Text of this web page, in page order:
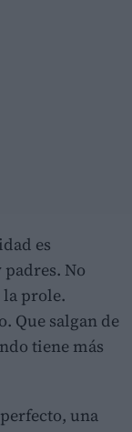
es
No
prole.
Que salgan de
tiene más
una